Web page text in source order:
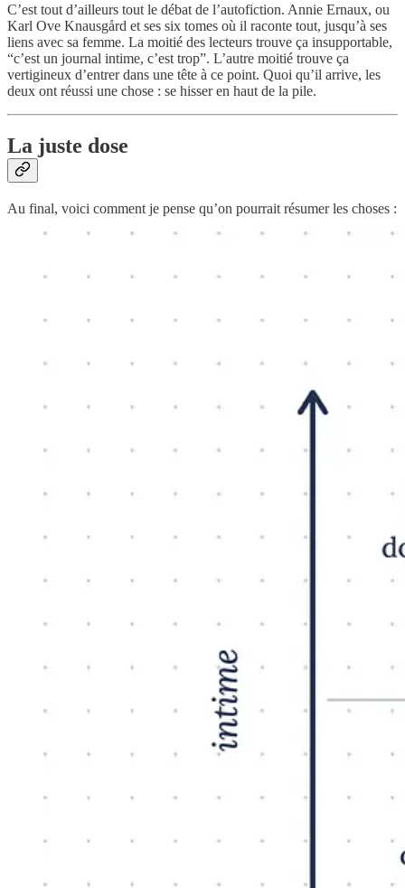
C’est tout d’ailleurs tout le débat de l’autofiction. Annie Ernaux, ou
Karl Ove Knausgård et ses six tomes où il raconte tout, jusqu’à ses
liens avec sa femme. La moitié des lecteurs trouve ça insupportable,
“c’est un journal intime, c’est trop”. L’autre moitié trouve ça
vertigineux d’entrer dans une tête à ce point. Quoi qu’il arrive, les
deux ont réussi une chose : se hisser en haut de la pile.
La juste dose
Au final, voici comment je pense qu’on pourrait résumer les choses :